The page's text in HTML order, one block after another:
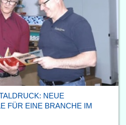
NEUE
FÜR EINE BRANCHE IM